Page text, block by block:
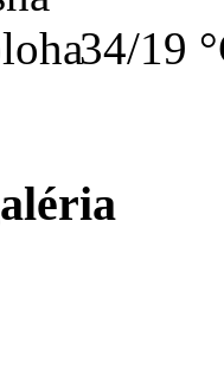
34/19